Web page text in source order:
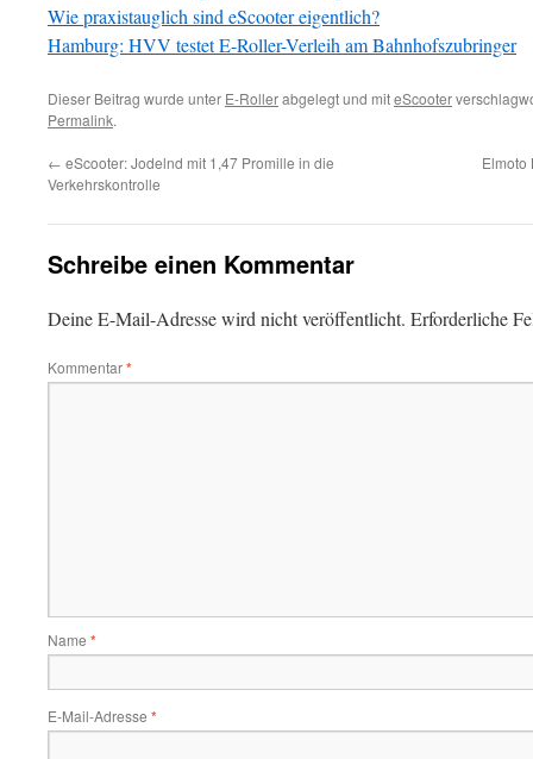
Wie praxistauglich sind eScooter eigentlich?
Hamburg: HVV testet E-Roller-Verleih am Bahnhofszubringer
Dieser Beitrag wurde unter E-Rollerabgelegt und miteScooter
Permalink.
← eScooter: Jodelnd mit 1,47 Promille in die
Verkehrskontrolle
Elmoto
Schreibe einen Kommentar
Deine E-Mail-Adresse wird nicht veröffentlicht. Erforderliche
Kommentar*
Name *
E-Mail-Adresse *